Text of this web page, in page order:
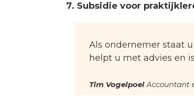
7. Subsidie voor
Als ondernemer staat
helpt u met advies en
Tim VogelpoelAccountant